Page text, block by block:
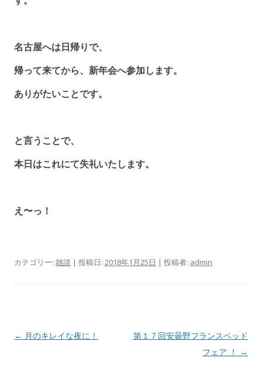
名古屋へは日帰りで、
帰って来てから、新年会へ参加します。
ありがたいことです。
と言うことで、
本日はこれにて失礼いたします。
え〜っ！
カテゴリー: 雑談 | 投稿日: 2018年1月25日 | 投稿者: admin
投
← 月のキレイな夜に！
第１７回安曇野フランスベッド
フェア ！
→